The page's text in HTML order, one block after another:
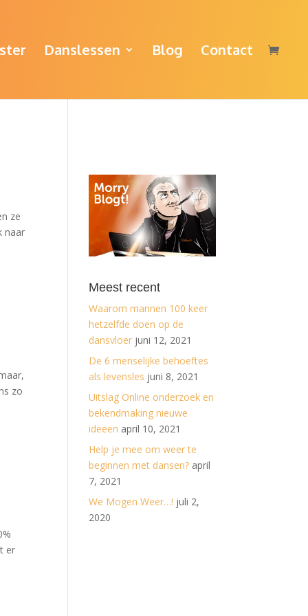
Danslessen Blog Contact
ze
naar
zo
er
Meest recent
Waarom mannen 100 keer
hetzelfde doen op de
dansvloer juni 12, 2021
De 6 menselijke behoeftes
als levensles juni 8, 2021
Uitslag Online onderzoek en
bekendmaking nieuwe
ideeën april 10, 2021
Help je mee om weer te
beginnen met dansen? april
7, 2021
We Mogen Weer…! juli 2,
2020